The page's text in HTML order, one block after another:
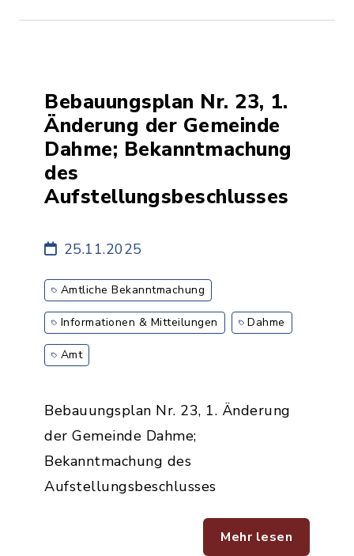
Bebauungsplan Nr. 23, 1.
Änderung der Gemeinde
Dahme; Bekanntmachung
des
Aufstellungsbeschlusses
25.11.2025
Amtliche Bekanntmachung
Informationen & Mitteilungen Dahme
Amt
Bebauungsplan Nr. 23, 1. Änderung
der Gemeinde Dahme;
Bekanntmachung des
Aufstellungsbeschlusses
Mehr lesen